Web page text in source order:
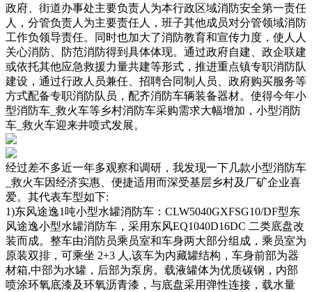
政府、街道办事处主要负责人为本行政区域消防安全第一责任
人，分管负责人为主要责任人，班子其他成员对分管领域消防
工作负领导责任。同时也加大了消防教育和宣传力度，使人人
关心消防、防范消防得到具体体现。通过政府自建、政企联建
或依托其他应急救援力量共建等形式，推进重点镇专职消防队
建设，通过行政人员兼任、招聘合同制人员、政府购买服务等
方式配备专职消防队员，配齐消防车辆装备器材。使得今年小
型消防车_救火车等乡村消防车采购需求大幅增加，小型消防
车_救火车迎来井喷式发展。
经过差不多近一年多观察和调研，我发现一下几款小型消防车
_救火车因经济实惠、便捷适用而深受基层乡村及厂矿企业喜
爱。其代表车型如下:
1)东风途逸1吨小型水罐消防车：CLW5040GXFSG10/DF型东
风途逸小型水罐消防车，采用东风EQ1040D16DC 二类底盘改
装而成。整车由消防员乘员室和车身两大部分组成，乘员室为
原装双排，可乘坐 2+3 人,该车为内藏罐结构，车身前部为器
材箱,中部为水罐，后部为泵房。载液罐体为优质碳钢，内部
喷涂环氧底漆及环氧沥青漆，与底盘采用弹性连接，载水量